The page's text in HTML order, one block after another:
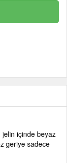
içinde beyaz
geriye sadece